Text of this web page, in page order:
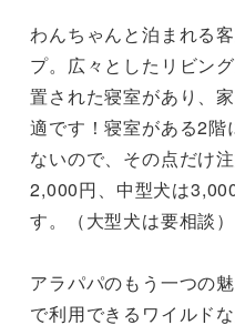
わんちゃんと泊まれる
プ。広々としたリビン
置された寝室があり、
適です！寝室がある2階
ないので、その点だけ
2,000円、中型犬は
す。（大型犬は要相談）
アラパパのもう一つの
で利用できるワイルド